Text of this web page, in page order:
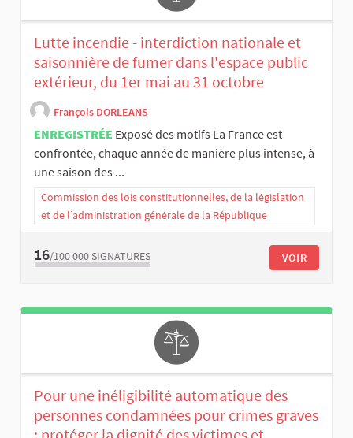
Lutte incendie - interdiction nationale et
saisonnière de fumer dans l'espace public
extérieur, du 1er mai au 31 octobre
François DORLEANS
ENREGISTRÉE Exposé des motifs La France est
confrontée, chaque année de manière plus intense, à
une saison des ...
Commission des lois constitutionnelles, de la législation
et de l’administration générale de la République
16/100 000 SIGNATURES VOIR
Pour une inéligibilité automatique des
personnes condamnées pour crimes graves